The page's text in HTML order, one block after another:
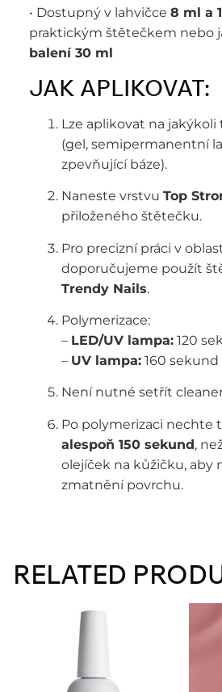
• Dostupný v lahvičce 8 ml a
praktickým štětečkem nebo
balení 30 ml
JAK APLIKOVAT:
Lze aplikovat na jakýkoli
(gel, semipermanentní
zpevňující báze).
Naneste vrstvu Top
přiloženého štětečku.
Pro precizní práci v
doporučujeme použít
Trendy Nails.
Polymerizace:
– LED/UV lampa: 120
– UV lampa: 160 sekund
Není nutné setřít
Po polymerizaci nechte
alespoň 150 sekund,
olejíček na kůžičku, aby
zmatnění povrchu.
RELATED